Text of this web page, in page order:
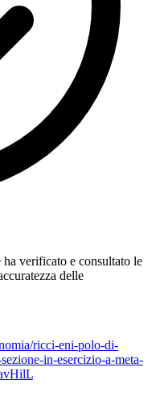
verificato e consultato le
delle
ricci-eni-polo-di-
in-esercizio-a-meta-